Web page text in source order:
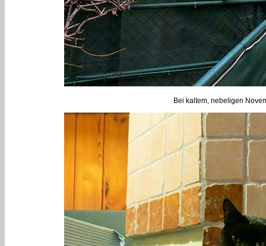
Bei kaltem, nebeligen